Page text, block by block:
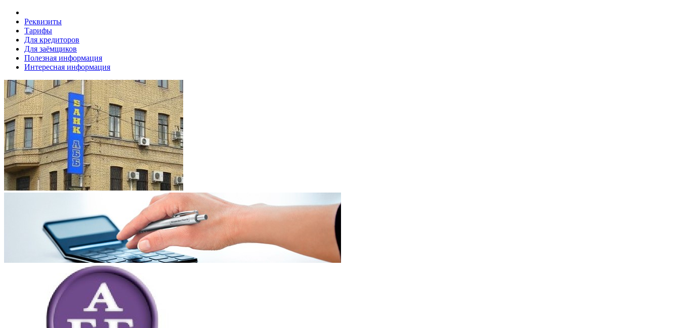
Реквизиты
Тарифы
Для кредиторов
Для заёмщиков
Полезная информация
Интересная информация